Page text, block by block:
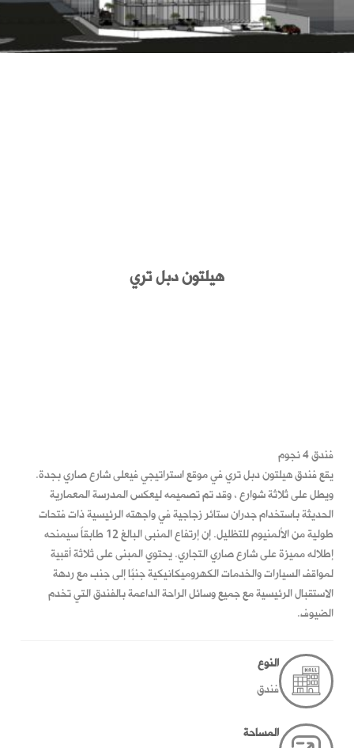
هيلتون دبل تري
فندق 4 نجوم
يقع فندق هيلتون دبل تري في موقع استراتيجي فيعلى شارع صاري بجدة.
ويطل على ثلاثة شوارع ، وقد تم تصميمه ليعكس المدرسة المعمارية
الحديثة باستخدام جدران ستائر زجاجية في واجهته الرئيسية ذات فتحات
طولية من الألمنيوم للتظليل. إن إرتفاع المنبى البالغ 12 طابقاً سيمنحه
إطلاله مميزة على شارع صاري التجاري. يحتوي المبنى على ثلاثة أقبية
لمواقف السيارات والخدمات الكهروميكانيكية جنبًا إلى جنب مع ردهة
الاستقبال الرئيسية مع جميع وسائل الراحة الداعمة بالفندق التي تخدم
الضيوف.
النوع
فندق
المساحة